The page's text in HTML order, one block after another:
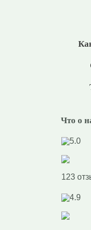
Что о
5.0
123
4.9